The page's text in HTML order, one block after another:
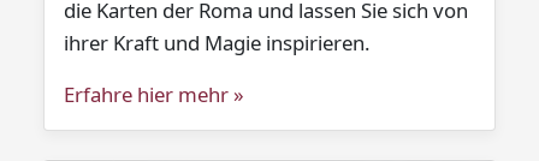
die Karten der Roma und lassen Sie sich von
ihrer Kraft und Magie inspirieren.
Erfahre hier mehr »